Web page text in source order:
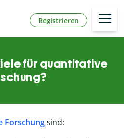
Registrieren
für quantitative
Forschungsind: